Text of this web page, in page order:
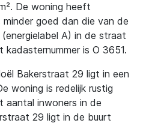
De woning heeft
goed dan die van de
A) in de straat
is O 3651.
Bakerstraat 29 ligt in een
woning is redelijk rustig
aantal inwoners in de
29 ligt in de buurt